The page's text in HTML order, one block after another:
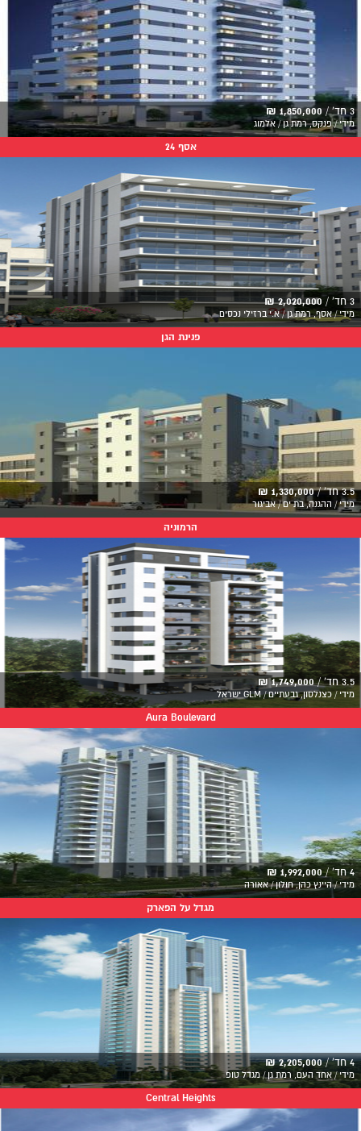
3 חד' / 1,850,000 ₪
מידי / פנקס, רמת גן / אלמוג
אסף 24
3 חד' / 2,020,000 ₪
מידי / אסף, רמת גן / א.י ברזילי נכסים
פנינת הגן
3.5 חד' / 1,330,000 ₪
מידי / ההגנה, בת ים / אביגור
הרמוניה
3.5 חד' / 1,749,000 ₪
מידי / כצנלסון, גבעתיים / GLM ישראל
Aura Boulevard
4 חד' / 1,992,000 ₪
מידי / היינץ כהן, חולון / אאורה
מגדל על הפארק
4 חד' / 2,205,000 ₪
מידי / אחד העם, רמת גן / מגדל טופ
Central Heights